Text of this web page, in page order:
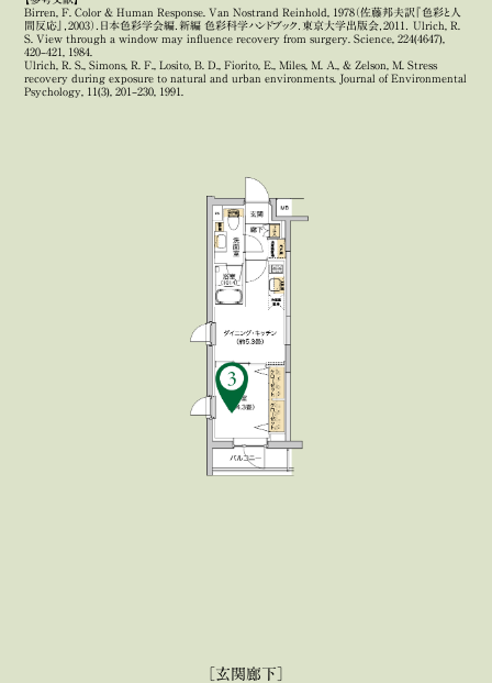
Birren, F. Color & Human Response. Van Nostrand Reinhold, 1978（佐藤邦夫訳『色彩と人
間反応』，2003）．日本色彩学会編．新編 色彩科学ハンドブック．東京大学出版会，2011． Ulrich, R.
S. View through a window may influence recovery from surgery. Science, 224(4647),
420–421, 1984.
Ulrich, R. S., Simons, R. F., Losito, B. D., Fiorito, E., Miles, M. A., & Zelson, M. Stress
recovery during exposure to natural and urban environments. Journal of Environmental
Psychology, 11(3), 201–230, 1991.
［玄関廊下］